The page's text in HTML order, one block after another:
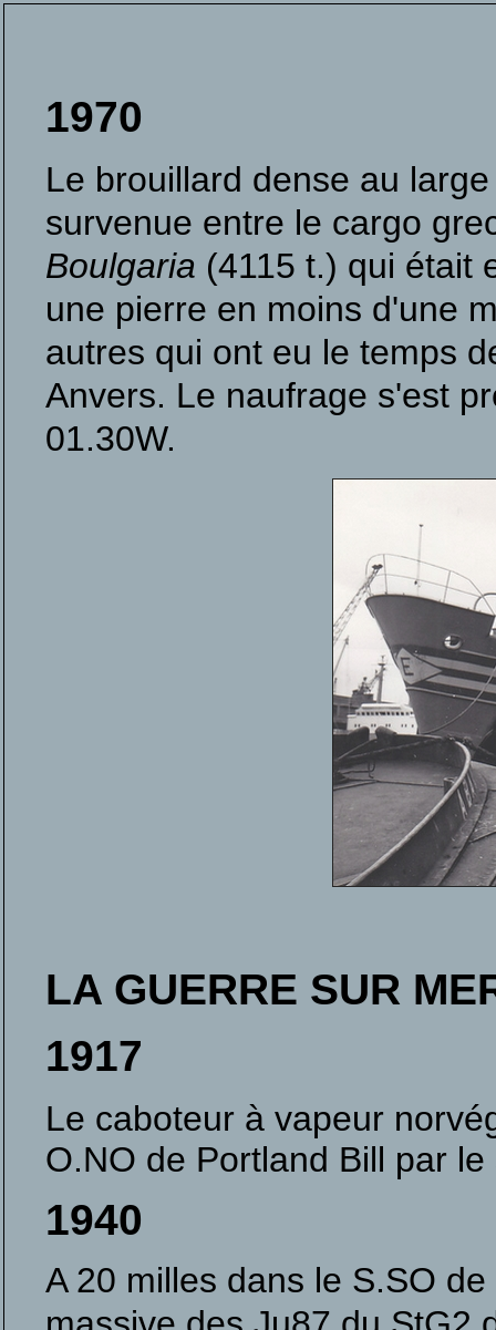
1970
Le brouillard dense au
survenue entre le cargo
Boulgaria (4115 t.) qui était
une pierre en moins d'une
autres qui ont eu le temps
Anvers. Le naufrage s'est
01.30W.
LA GUERRE SUR
1917
Le caboteur à vapeur
O.NO de Portland Bill par
1940
A 20 milles dans le S.SO